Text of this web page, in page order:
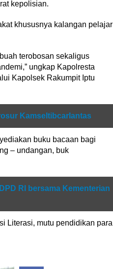
kepolisian.
khususnya kalangan pelajar
terobosan sekaligus
ungkap Kapolresta
Kapolsek Rakumpit Iptu
Kamseltibcarlantas
buku bacaan bagi
– undangan, buk
RI bersama Kementerian
Literasi, mutu pendidikan para